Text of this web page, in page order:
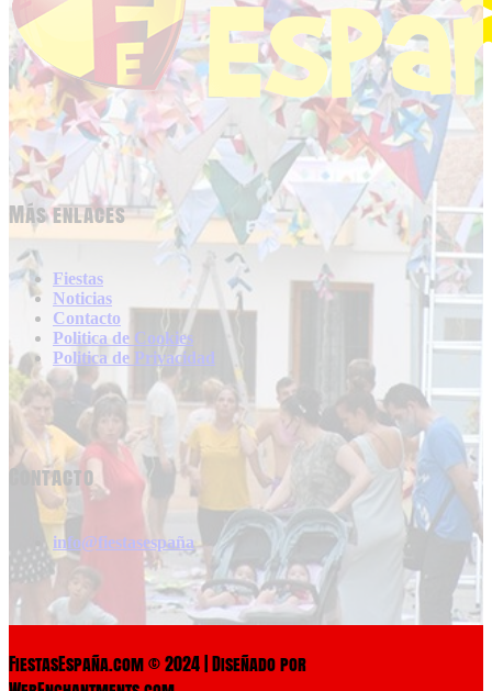
Más enlaces
Fiestas
Noticias
Contacto
Politica de Cookies
Politica de Privacidad
Contacto
info@fiestasespaña
FiestasEspaña.com © 2024 | Diseñado por